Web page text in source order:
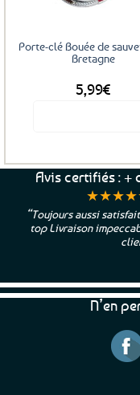
Porte-clé Bouée de
Bretagne
5,99€
Avis certifiés : +
“Toujours aussi
top Livraison
N’en